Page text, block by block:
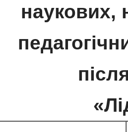
наукових,